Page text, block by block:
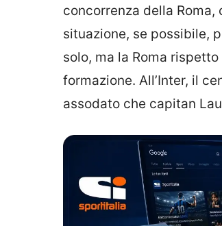
concorrenza della
situazione, se possibile,
solo, ma la Roma
formazione. All’Inter, il
assodato che capitan